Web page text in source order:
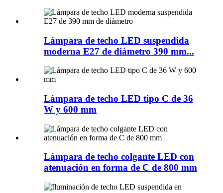
Lámpara de techo LED suspendida
moderna E27 de diámetro 390 mm...
Lámpara de techo LED tipo C de 36
W y 600 mm
Lámpara de techo colgante LED con
atenuación en forma de C de 800 mm